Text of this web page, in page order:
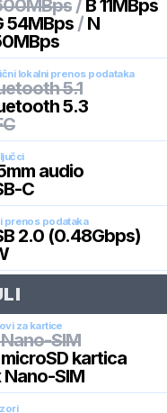
/ B 11MBps
54MBps / N
lokalni prenos podataka
5.1
5.3
audio
C
prenos podataka
2.0 (0.48Gbps)
za kartice
SIM
microSD kartica
Nano-SIM